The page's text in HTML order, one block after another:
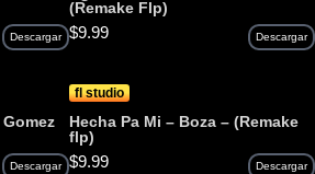
Descargar
(Remake Flp)
$9.99 Descargar
Descargar
fl studio
Hecha Pa Mi – Boza – (Remake
flp)
$9.99 Descargar